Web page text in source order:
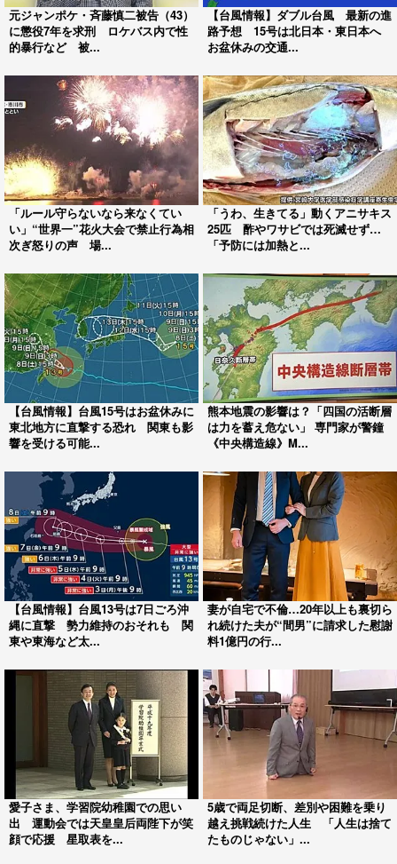
元ジャンポケ・斉藤慎二被告（43）
に懲役7年を求刑 ロケバス内で性
的暴行など 被...
【台風情報】ダブル台風 最新の進
路予想 15号は北日本・東日本へ
お盆休みの交通...
「ルール守らないなら来なくてい
い」“世界一”花火大会で禁止行為相
次ぎ怒りの声 場...
「うわ、生きてる」動くアニサキス
25匹 酢やワサビでは死滅せず…
「予防には加熱と...
【台風情報】台風15号はお盆休みに
東北地方に直撃する恐れ 関東も影
響を受ける可能...
熊本地震の影響は？「四国の活断層
は力を蓄え危ない」 専門家が警鐘
《中央構造線》M...
【台風情報】台風13号は7日ごろ沖
縄に直撃 勢力維持のおそれも 関
東や東海など太...
妻が自宅で不倫…20年以上も裏切ら
れ続けた夫が“間男”に請求した慰謝
料1億円の行...
愛子さま、学習院幼稚園での思い
出 運動会では天皇皇后両陛下が笑
顔で応援 星取表を...
5歳で両足切断、差別や困難を乗り
越え挑戦続けた人生 「人生は捨て
たものじゃない」...